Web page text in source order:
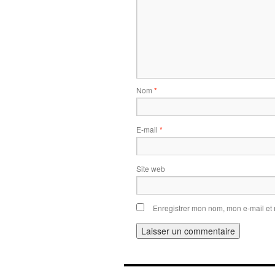
Nom *
E-mail *
Site web
Enregistrer mon nom, mon e-mail